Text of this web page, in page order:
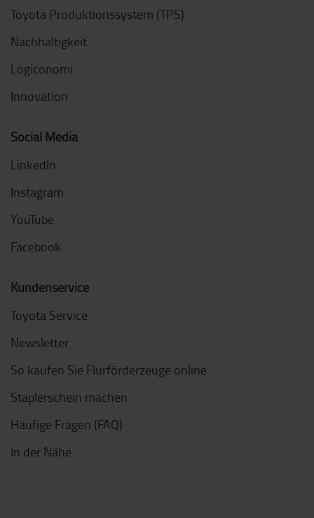
Toyota Produktionssystem (TPS)
Nachhaltigkeit
Logiconomi
Innovation
Social Media
LinkedIn
Instagram
YouTube
Facebook
Kundenservice
Toyota Service
Newsletter
So kaufen Sie Flurförderzeuge online
Staplerschein machen
Häufige Fragen (FAQ)
In der Nähe